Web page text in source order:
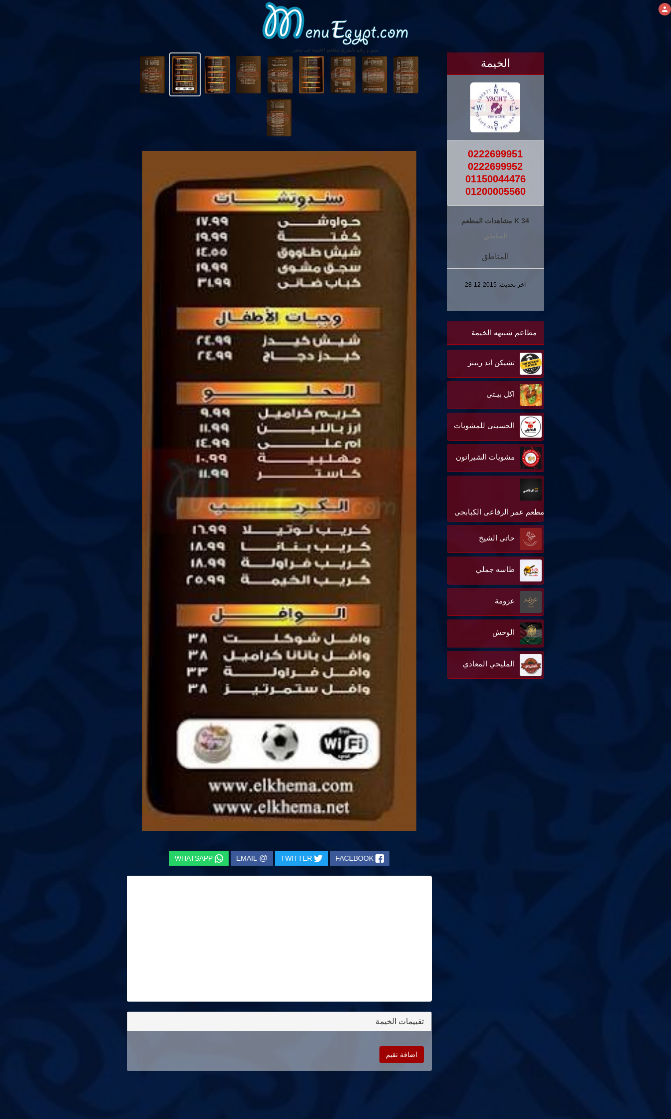
منيو و رقم دليفرى مطعم الخيمة فى مصر
الخيمة
0222699951
0222699952
01150044476
01200005560
34 K مشاهدات المطعم
المناطق
المناطق
اخر تحديث: 2015-12-28
مطاعم شبيهه الخيمة
تشيكن اند ربينز
اكل بيـتى
الحسينى للمشويات
مشويات الشيراتون
مطعم عمر الرفاعى الكبابجى
حاتى الشيخ
طاسه جملي
عزومة
الوحش
المليجي المعادي
FACEBOOK
TWITTER
@
EMAIL
WHATSAPP
تقييمات الخيمة
اضافة تقيم